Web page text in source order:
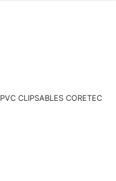
PVC CLIPSABLES CORETEC